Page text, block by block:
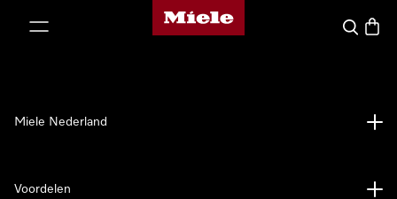
Homepage van Miele
Wat zoek
Miele Nederland
Voordelen